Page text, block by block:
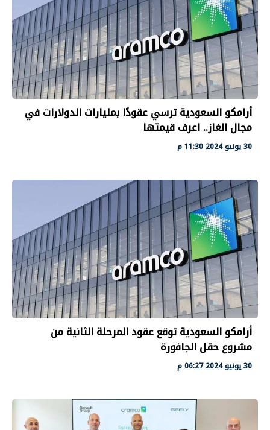
أرامكو السعودية ترسي عقودًا بمليارات الدولارات في
مجال الغاز.. اعرف قيمتها
30 يونيو 2024 11:30 م
أرامكو السعودية توقع عقود المرحلة الثانية من
مشروع حقل الجافورة
30 يونيو 2024 06:27 م